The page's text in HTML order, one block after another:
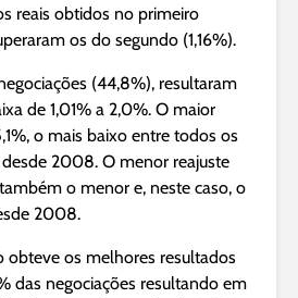
reais obtidos no primeiro
os do segundo (1,16%).
(44,8%), resultaram
de 1,01% a 2,0%. O maior
o mais baixo entre todos os
2008. O menor reajuste
o menor e, neste caso, o
2008.
obteve os melhores resultados
das negociações resultando em